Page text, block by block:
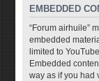
EMBEDDED
“Forum airhuile”
embedded
limited to
Embedded
way as if you had